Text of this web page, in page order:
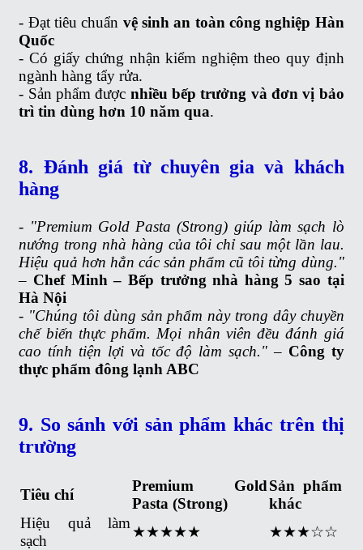
- Đạt tiêu chuẩn vệ sinh an toàn công nghiệp Hàn
Quốc
- Có giấy chứng nhận kiểm nghiệm theo quy định
ngành hàng tẩy rửa.
- Sản phẩm được nhiều bếp trưởng và đơn vị bảo
trì tin dùng hơn 10 năm qua.
8. Đánh giá từ chuyên gia và khách
hàng
- "Premium Gold Pasta (Strong) giúp làm sạch lò
nướng trong nhà hàng của tôi chỉ sau một lần lau.
Hiệu quả hơn hẳn các sản phẩm cũ tôi từng dùng."
– Chef Minh – Bếp trưởng nhà hàng 5 sao tại
Hà Nội
- "Chúng tôi dùng sản phẩm này trong dây chuyền
chế biến thực phẩm. Mọi nhân viên đều đánh giá
cao tính tiện lợi và tốc độ làm sạch." – Công ty
thực phẩm đông lạnh ABC
9. So sánh với sản phẩm khác trên thị
trường
Tiêu chí
Premium Gold
Pasta (Strong)
Sản phẩm
khác
Hiệu quả làm
sạch
★★★★★
★★★☆☆